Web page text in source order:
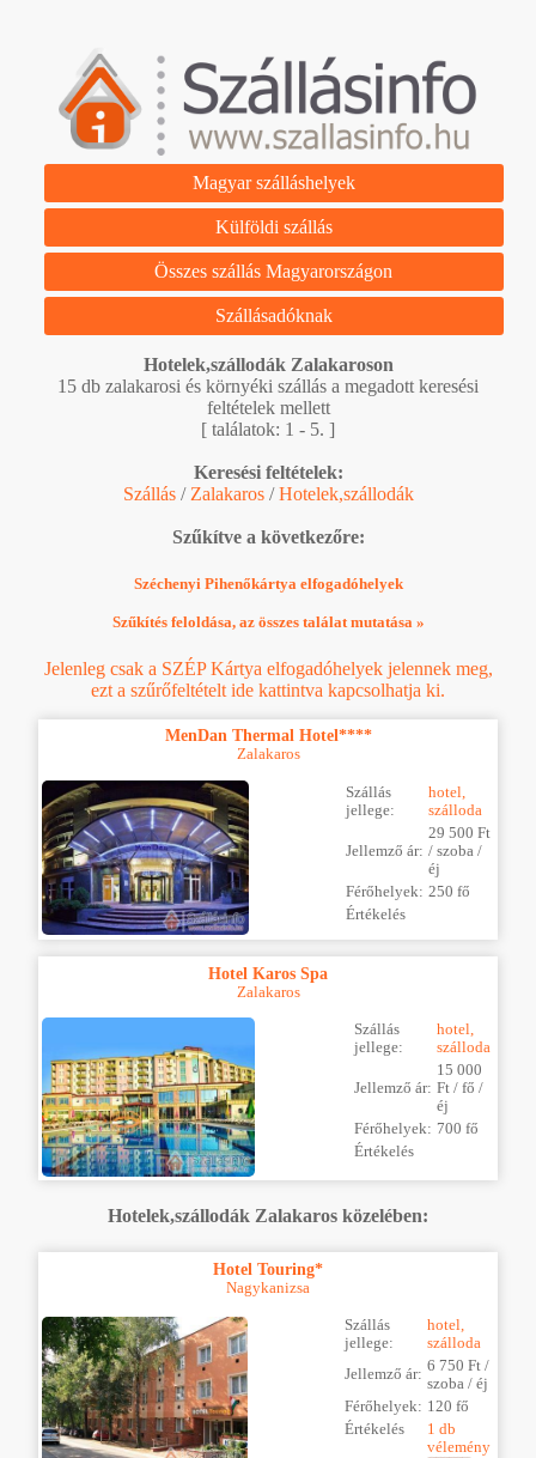
Magyar szálláshelyek
Külföldi szállás
Összes szállás Magyarországon
Szállásadóknak
Hotelek,szállodák Zalakaroson
15 db zalakarosi és környéki szállás a megadott keresési
feltételek mellett
[ találatok: 1 - 5. ]
Keresési feltételek:
Szállás/ Zalakaros/Hotelek,szállodák
Szűkítve a következőre:
Széchenyi Pihenőkártya elfogadóhelyek
Szűkítés feloldása, az összes találat mutatása »
Jelenleg csak a SZÉP Kártya elfogadóhelyek jelennek meg,
ezt a szűrőfeltételt ide kattintva kapcsolhatja ki.
MenDan Thermal Hotel****
Zalakaros
Szállás
jellege:
hotel,
szálloda
Jellemző ár:
29 500 Ft
/ szoba /
éj
Férőhelyek: 250 fő
Értékelés
Hotel Karos Spa
Zalakaros
Szállás
jellege:
hotel,
szálloda
Jellemző ár:
15 000
Ft / fő /
éj
Férőhelyek: 700 fő
Értékelés
Hotelek,szállodák Zalakaros közelében:
Hotel Touring*
Nagykanizsa
Szállás
jellege:
hotel,
szálloda
Jellemző ár: 6 750 Ft /
szoba / éj
Férőhelyek: 120 fő
Értékelés
1 db
vélemény